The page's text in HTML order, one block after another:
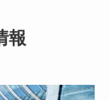
報